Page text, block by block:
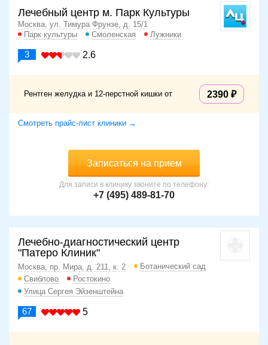
Лечебный центр м. Парк Культуры
Москва, ул. Тимура Фрунзе, д. 15/1
Парк культуры
Смоленская Лужники
3 2.6
Рентген желудка и 12-перстной кишки от 2390
Смотреть прайс-лист клиники →
Записаться на прием
Для записи в клинику звоните по телефону:
+7 (495) 489-81-70
Лечебно-диагностический центр
"Патеро Клиник"
Москва, пр. Мира, д. 211, к. 2
Ботанический сад
Свиблово
Ростокино
Улица Сергея Эйзенштейна
67 5